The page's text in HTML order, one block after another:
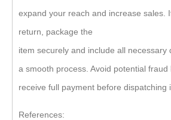
expand your reach and increase sales.
return, package the
item securely and include all necessary
a smooth process. Avoid potential fraud
receive full payment before dispatching
References: